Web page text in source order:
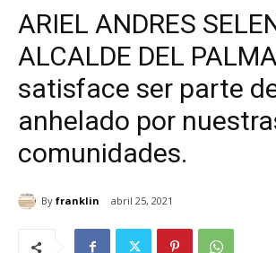
ARIEL ANDRES
ALCALDE DEL
satisface ser parte
anhelado por
comunidades.
By franklin abril 25, 2021